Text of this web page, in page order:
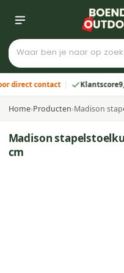
contact Klantscore9,5/10
Home›Producten›Madison
Madison
cm